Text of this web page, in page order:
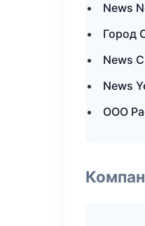
News
Город
News
News
ООО